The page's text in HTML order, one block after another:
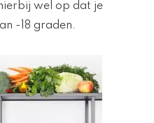
wel op dat je
-18 graden.